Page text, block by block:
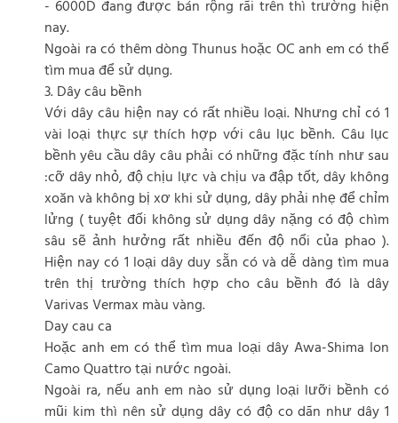
- 6000D đang được bán rộng rãi trên thì trường hiện
nay.
Ngoài ra có thêm dòng Thunus hoặc OC anh em có thể
tìm mua để sử dụng.
3. Dây câu bềnh
Với dây câu hiện nay có rất nhiều loại. Nhưng chỉ có 1
vài loại thực sự thích hợp với câu lục bềnh. Câu lục
bềnh yêu cầu dây câu phải có những đặc tính như sau
:cỡ dây nhỏ, độ chịu lực và chịu va đập tốt, dây không
xoăn và không bị xơ khi sử dụng, dây phải nhẹ để chỉm
lửng ( tuyệt đối không sử dụng dây nặng có độ chìm
sâu sẽ ảnh hưởng rất nhiều đến độ nổi của phao ).
Hiện nay có 1 loại dây duy sẵn có và dễ dàng tìm mua
trên thị trường thích hợp cho câu bềnh đó là dây
Varivas Vermax màu vàng.
Day cau ca
Hoặc anh em có thể tìm mua loại dây Awa-Shima Ion
Camo Quattro tại nước ngoài.
Ngoài ra, nếu anh em nào sử dụng loại lưỡi bềnh có
mũi kim thì nên sử dụng dây có độ co dãn như dây 1